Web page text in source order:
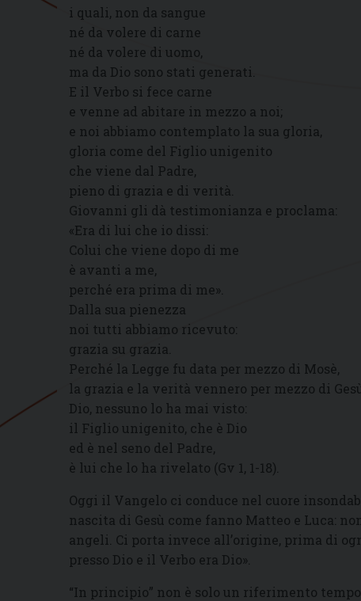
i quali, non da sangue
né da volere di carne
né da volere di uomo,
ma da Dio sono stati generati.
E il Verbo si fece carne
e venne ad abitare in mezzo a noi;
e noi abbiamo contemplato la sua gloria,
gloria come del Figlio unigenito
che viene dal Padre,
pieno di grazia e di verità.
Giovanni gli dà testimonianza e proclama:
«Era di lui che io dissi:
Colui che viene dopo di me
è avanti a me,
perché era prima di me».
Dalla sua pienezza
noi tutti abbiamo ricevuto:
grazia su grazia.
Perché la Legge fu data per mezzo di Mosè,
la grazia e la verità vennero per mezzo di
Dio, nessuno lo ha mai visto:
il Figlio unigenito, che è Dio
ed è nel seno del Padre,
è lui che lo ha rivelato (Gv 1, 1-18).
Oggi il Vangelo ci conduce nel cuore
nascita di Gesù come fanno Matteo e Luca:
angeli. Ci porta invece all’origine, prima di
presso Dio e il Verbo era Dio».
“In principio” non è solo un riferimento